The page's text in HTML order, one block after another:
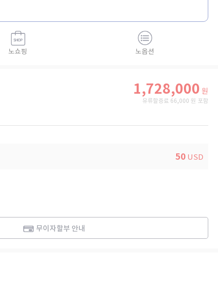
노쇼핑 노옵션
1,728,000 원
유류할증료 66,000 원 포함
50 USD
무이자할부 안내